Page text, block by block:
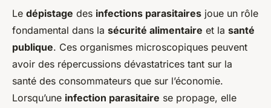
Le dépistage des infections parasitaires joue un rôle
fondamental dans la sécurité alimentaire et la santé
publique. Ces organismes microscopiques peuvent
avoir des répercussions dévastatrices tant sur la
santé des consommateurs que sur l’économie.
Lorsqu’une infection parasitaire se propage, elle